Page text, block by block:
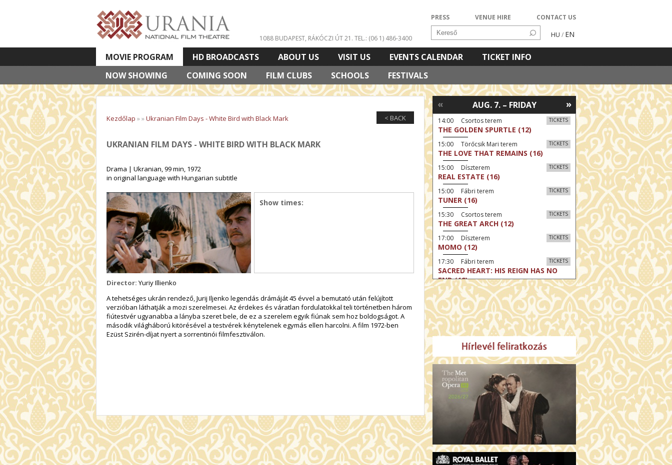
PRESS VENUE HIRE CONTACT US
HU / EN
1088 BUDAPEST, RÁKÓCZI ÚT 21. TEL.: (06 1) 486-3400
MOVIE PROGRAM
NOW SHOWING
COMING SOON FILM CLUBS SCHOOLS FESTIVALS
HD BROADCASTS ABOUT US VISIT US EVENTS CALENDAR
TICKET INFO
VETÍTETT KÉPES ELŐADÁSOK
< BACK
Kezdőlap »»Ukranian Film Days - White Bird with Black Mark
UKRANIAN FILM DAYS - WHITE BIRD WITH BLACK MARK
Drama | Ukranian, 99 min, 1972
in original language with Hungarian subtitle
Show times:
Director: Yuriy Illienko
A tehetséges ukrán rendező, Jurij Iljenko legendás drámáját 45 évvel a bemutató után felújított
verzióban láthatják a mozi szerelmesei. Az érdekes és váratlan fordulatokkal teli történetben három
fiútestvér ugyanabba a lányba szeret bele, de ez a szerelem egyik fiúnak sem hoz boldogságot. A
második világháború kitörésével a testvérek kénytelenek egymás ellen harcolni. A film 1972-ben
Ezüst Szirén-díjat nyert a sorrentinói filmfesztiválon.
»
AUG. 7. – FRIDAY
«
TICKETS
14:00 Csortos terem
THE GOLDEN SPURTLE (12)
TICKETS
15:00 Törőcsik Mari terem
THE LOVE THAT REMAINS (16)
TICKETS
15:00 Díszterem
REAL ESTATE (16)
TICKETS
15:00 Fábri terem
TUNER (16)
TICKETS
15:30 Csortos terem
THE GREAT ARCH (12)
TICKETS
17:00 Díszterem
MOMO (12)
TICKETS
17:30 Fábri terem
SACRED HEART: HIS REIGN HAS NO
END (12)
TICKETS
17:30 Törőcsik Mari terem
CALLE MALAGA (16)
TICKETS
17:30 Csortos terem
MOHÁCS – VILÁGOK HARCA (12)
19:00 Díszterem
THE ODYSSEY (16)
TICKETS
19:30 Csortos terem
THE INVITE (16)
19:30 Fábri terem
BITTER CHRISTMAS (16)
TICKETS
20:00 Törőcsik Mari terem
THE STRANGER (16)